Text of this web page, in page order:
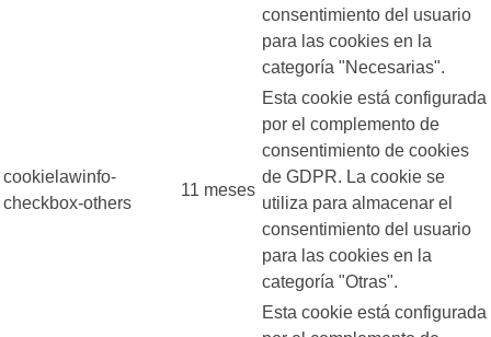
consentimiento del usuario
para las cookies en la
categoría "Necesarias".
cookielawinfo-
checkbox-others
11 meses
Esta cookie está configurada
por el complemento de
consentimiento de cookies
de GDPR. La cookie se
utiliza para almacenar el
consentimiento del usuario
para las cookies en la
categoría "Otras".
Esta cookie está configurada